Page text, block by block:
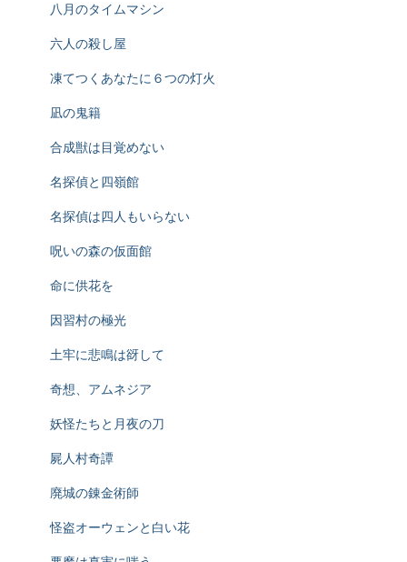
八月のタイムマシン
六人の殺し屋
凍てつくあなたに６つの灯火
凪の鬼籍
合成獣は目覚めない
名探偵と四嶺館
名探偵は四人もいらない
呪いの森の仮面館
命に供花を
因習村の極光
土牢に悲鳴は谺して
奇想、アムネジア
妖怪たちと月夜の刀
屍人村奇譚
廃城の錬金術師
怪盗オーウェンと白い花